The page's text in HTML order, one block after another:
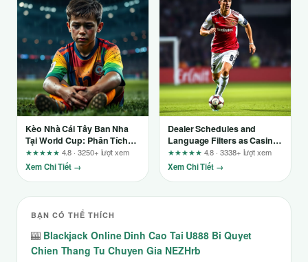
Kèo Nhà Cái Tây Ban Nha
Tại World Cup: Phân Tích
Chiến Thuật Và Cơ Hội
★★★★★ 4.8 · 3250+ lượt xem
Xem Chi Tiết →
Dealer Schedules and
Language Filters as Casino
Planning Tools on
Playta88.com – A Practical
★★★★★ 4.8 · 3338+ lượt xem
Xem Chi Tiết →
BẠN CÓ THỂ THÍCH
🎰 Blackjack Online Dinh Cao Tai U888 Bi Quyet
Chien Thang Tu Chuyen Gia NEZHrb